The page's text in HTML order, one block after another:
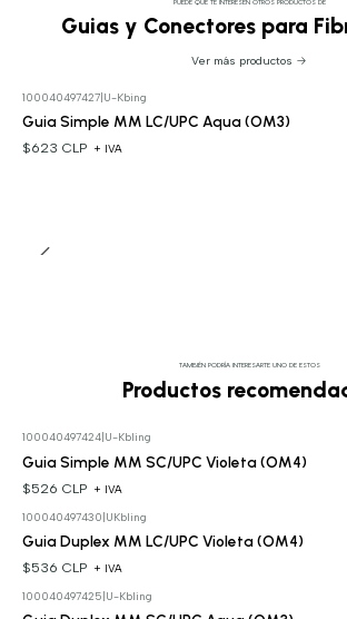
Guias y Conectores para
Ver más productos
100040497427| U-Kbing
Guia Simple MM LC/UPC Aqua (OM3)
$623 CLP + IVA
TAMBIÉN PODRÍA INTERESARTE UNO DE ESTOS
Productos
100040497424| U-Kbling
Guia Simple MM SC/UPC Violeta (OM4)
$526 CLP + IVA
100040497430 UKbling
Guia Duplex MM LC/UPC Violeta (OM4)
$536 CLP + IVA
100040497425 U-Kbling